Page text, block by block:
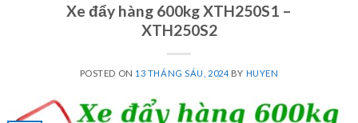
Xe đẩy hàng 600kg XTH250S1 –
XTH250S2
POSTED ON 13 THÁNG SÁU, 2024 BY HUYEN